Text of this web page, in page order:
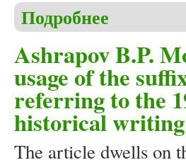
Подробнее
Ashrapov B.P.
usage of the
referring to the
historical
The article dwells on